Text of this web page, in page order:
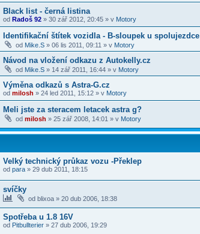
Black list - černá listina
od Radoš 92 » 30 zář 2012, 20:45 » v Motory
Identifikační štítek vozidla - B-sloupek u spolujezdce
od Mike.S » 06 lis 2011, 09:11 » v Motory
Návod na vložení odkazu z Autokelly.cz
od Mike.S » 14 zář 2011, 16:44 » v Motory
Výměna odkazů s Astra-G.cz
od milosh » 24 led 2011, 15:12 » v Motory
Meli jste za steracem letacek astra g?
od milosh » 25 zář 2008, 14:01 » v Motory
Velký technický průkaz vozu -Překlep
od para » 29 dub 2011, 18:15
svíčky
od blixoa » 20 dub 2006, 18:38
Spotřeba u 1.8 16V
od Pitbullterier » 27 dub 2006, 19:29